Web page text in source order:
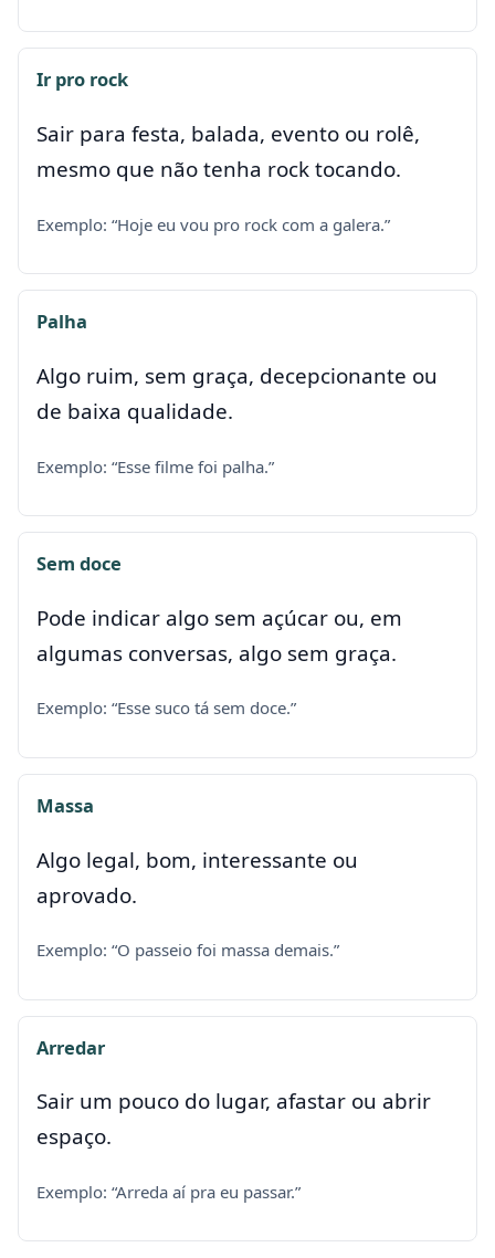
Ir pro rock
Sair para festa, balada, evento ou rolê,
mesmo que não tenha rock tocando.
Exemplo: “Hoje eu vou pro rock com a galera.”
Palha
Algo ruim, sem graça, decepcionante ou
de baixa qualidade.
Exemplo: “Esse filme foi palha.”
Sem doce
Pode indicar algo sem açúcar ou, em
algumas conversas, algo sem graça.
Exemplo: “Esse suco tá sem doce.”
Massa
Algo legal, bom, interessante ou
aprovado.
Exemplo: “O passeio foi massa demais.”
Arredar
Sair um pouco do lugar, afastar ou abrir
espaço.
Exemplo: “Arreda aí pra eu passar.”